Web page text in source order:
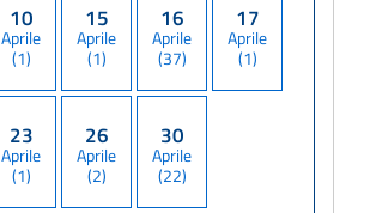
10
Aprile
(1)
15
Aprile
(1)
16
Aprile
(37)
17
Aprile
(1)
23
Aprile
(1)
26
Aprile
(2)
30
Aprile
(22)